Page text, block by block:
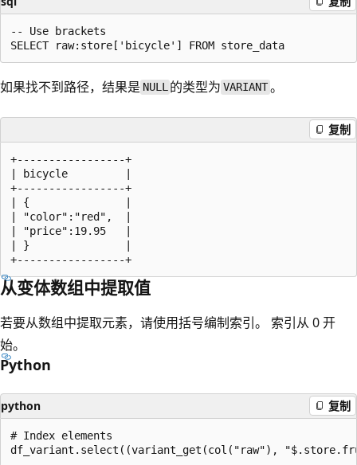
-- Use brackets
如果找不到路径，结果是 NULL 的类型为 VARIANT。
复制
+-----------------+
| bicycle         |
+-----------------+
| {               |
| "color":"red",  |
| "price":19.95   |
| }               |
从变体数组中提取值
若要从数组中提取元素，请使用括号编制索引。 索引从 0 开
始。
Python
python 复制
# Index elements